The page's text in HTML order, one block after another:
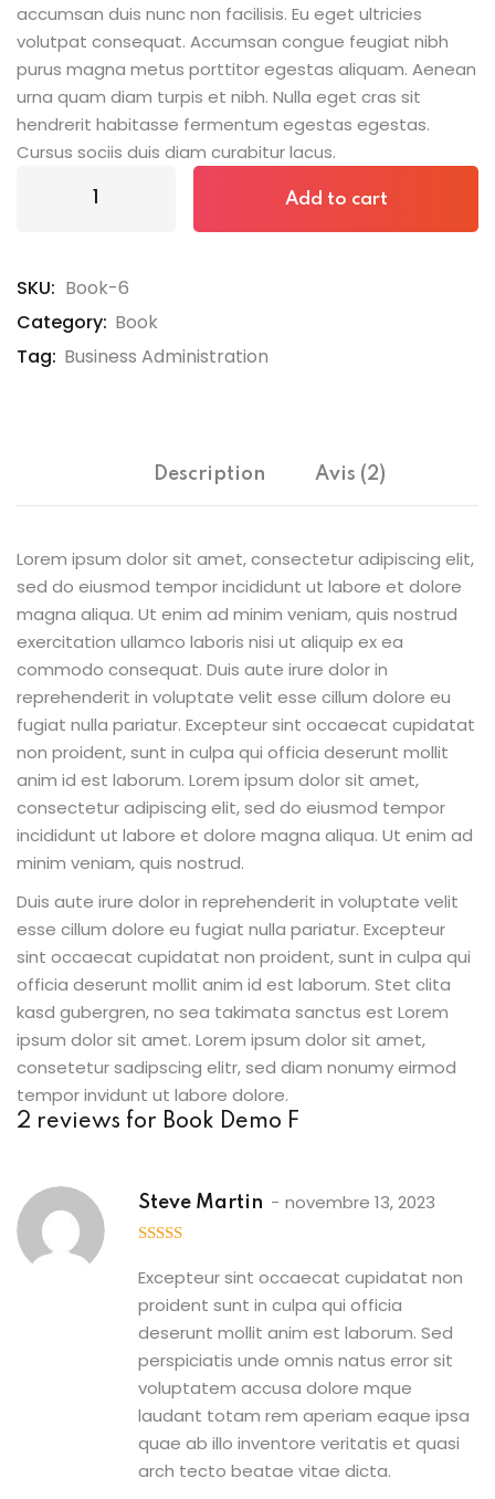
accumsan duis nunc non facilisis. Eu eget ultricies
volutpat consequat. Accumsan congue feugiat nibh
purus magna metus porttitor egestas aliquam. Aenean
urna quam diam turpis et nibh. Nulla eget cras sit
hendrerit habitasse fermentum egestas egestas.
Cursus sociis duis diam curabitur lacus.
Add to cart
SKU: Book-6
Category: Book
Tag: Business Administration
Description Avis (2)
Lorem ipsum dolor sit amet, consectetur adipiscing elit,
sed do eiusmod tempor incididunt ut labore et dolore
magna aliqua. Ut enim ad minim veniam, quis nostrud
exercitation ullamco laboris nisi ut aliquip ex ea
commodo consequat. Duis aute irure dolor in
reprehenderit in voluptate velit esse cillum dolore eu
fugiat nulla pariatur. Excepteur sint occaecat cupidatat
non proident, sunt in culpa qui officia deserunt mollit
anim id est laborum. Lorem ipsum dolor sit amet,
consectetur adipiscing elit, sed do eiusmod tempor
incididunt ut labore et dolore magna aliqua. Ut enim ad
minim veniam, quis nostrud.
Duis aute irure dolor in reprehenderit in voluptate velit
esse cillum dolore eu fugiat nulla pariatur. Excepteur
sint occaecat cupidatat non proident, sunt in culpa qui
officia deserunt mollit anim id est laborum. Stet clita
kasd gubergren, no sea takimata sanctus est Lorem
ipsum dolor sit amet. Lorem ipsum dolor sit amet,
consetetur sadipscing elitr, sed diam nonumy eirmod
tempor invidunt ut labore dolore.
2 reviews for Book Demo F
Steve Martin novembre 13, 2023
Excepteur sint occaecat cupidatat non
proident sunt in culpa qui officia
deserunt mollit anim est laborum. Sed
perspiciatis unde omnis natus error sit
voluptatem accusa dolore mque
laudant totam rem aperiam eaque ipsa
quae ab illo inventore veritatis et quasi
arch tecto beatae vitae dicta.